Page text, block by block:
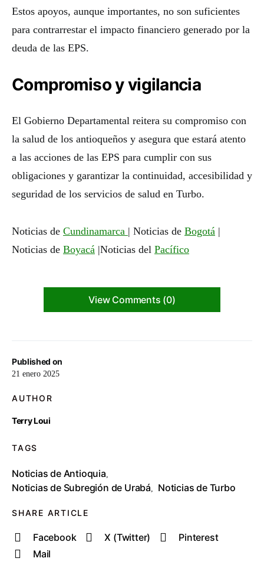
Published on
21 enero 2025
AUTHOR
Terry Loui
TAGS
Noticias de Antioquia,
Noticias de Subregión de Urabá, Noticias de Turbo
SHARE ARTICLE
Facebook X (Twitter)
Pinterest
Mail
Estos apoyos, aunque importantes, no son suficientes
para contrarrestar el impacto financiero generado por la
deuda de las EPS.
Compromiso y vigilancia
El Gobierno Departamental reitera su compromiso con
la salud de los antioqueños y asegura que estará atento
a las acciones de las EPS para cumplir con sus
obligaciones y garantizar la continuidad, accesibilidad y
seguridad de los servicios de salud en Turbo.
Noticias de Cundinamarca | Noticias de Bogotá |
Noticias de Boyacá |Noticias del Pacífico
View Comments (0)